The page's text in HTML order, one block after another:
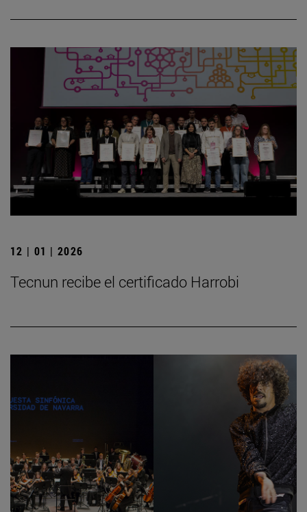
12 | 01 | 2026
Tecnun recibe el certificado Harrobi